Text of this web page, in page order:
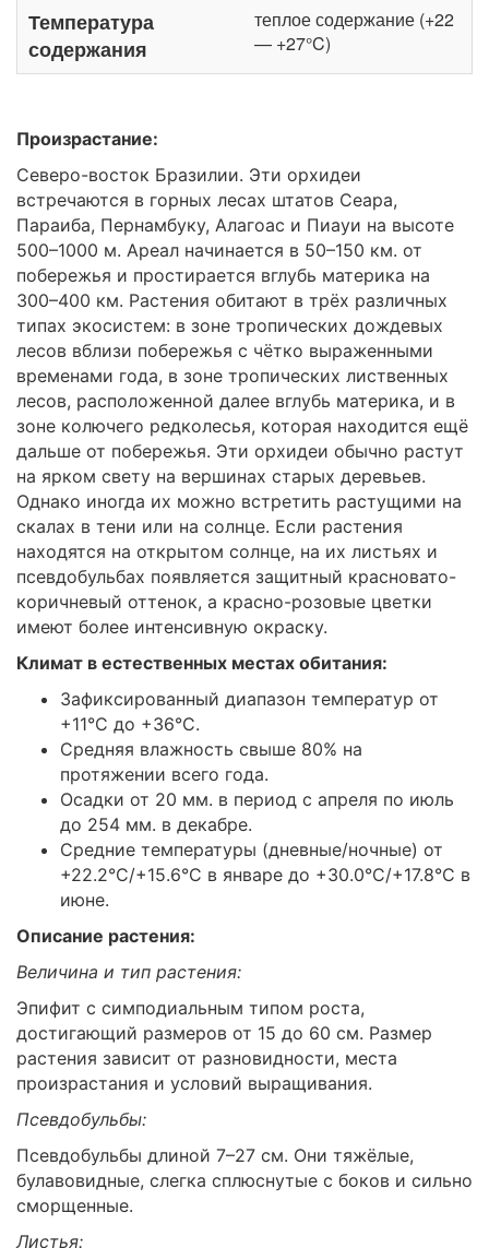
Температура
содержания
теплое содержание (+22
— +27°C)
Произрастание:
Северо-восток Бразилии. Эти орхидеи
встречаются в горных лесах штатов Сеара,
Параиба, Пернамбуку, Алагоас и Пиауи на высоте
500–1000 м. Ареал начинается в 50–150 км. от
побережья и простирается вглубь материка на
300–400 км. Растения обитают в трёх различных
типах экосистем: в зоне тропических дождевых
лесов вблизи побережья с чётко выраженными
временами года, в зоне тропических лиственных
лесов, расположенной далее вглубь материка, и в
зоне колючего редколесья, которая находится ещё
дальше от побережья. Эти орхидеи обычно растут
на ярком свету на вершинах старых деревьев.
Однако иногда их можно встретить растущими на
скалах в тени или на солнце. Если растения
находятся на открытом солнце, на их листьях и
псевдобульбах появляется защитный красновато-
коричневый оттенок, а красно-розовые цветки
имеют более интенсивную окраску.
Климат в естественных местах обитания:
Зафиксированный диапазон температур от
+11°C до +36°C.
Средняя влажность свыше 80% на
протяжении всего года.
Осадки от 20 мм. в период с апреля по июль
до 254 мм. в декабре.
Средние температуры (дневные/ночные) от
+22.2°C/+15.6°C в январе до +30.0°C/+17.8°C в
июне.
Описание растения:
Величина и тип растения:
Эпифит с симподиальным типом роста,
достигающий размеров от 15 до 60 см. Размер
растения зависит от разновидности, места
произрастания и условий выращивания.
Псевдобульбы:
Псевдобульбы длиной 7–27 см. Они тяжёлые,
булавовидные, слегка сплюснутые с боков и сильно
сморщенные.
Листья: